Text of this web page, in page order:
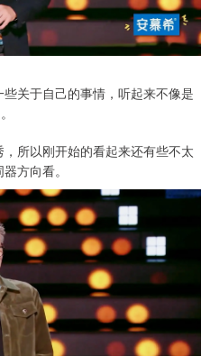
关于自己的事情，听起来不像是
所以刚开始的看起来还有些不太
方向看。